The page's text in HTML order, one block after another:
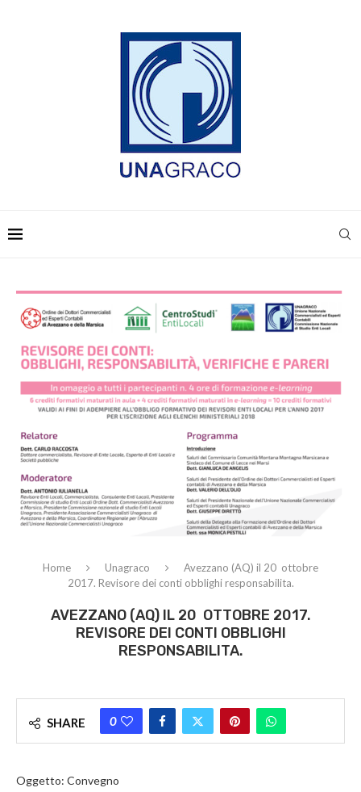
Home Unagraco
Avezzano (AQ) il 20 ottobre
2017. Revisore dei conti obblighi responsabilita.
AVEZZANO (AQ) IL 20 OTTOBRE 2017.
REVISORE DEI CONTI OBBLIGHI
RESPONSABILITA.
SHARE 0
Oggetto: Convegno